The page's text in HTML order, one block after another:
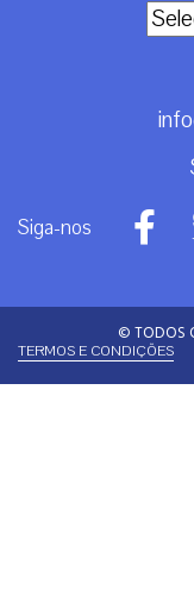
Siga-nos
© TODOS
TERMOS E CONDIÇÕES